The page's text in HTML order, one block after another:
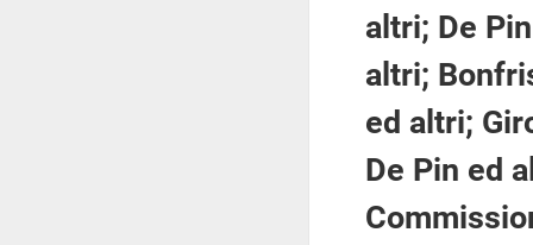
altri; De
altri;
ed altri;
De Pin ed